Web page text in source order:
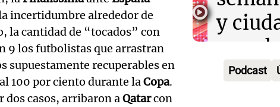
incertidumbre alrededor de
la cantidad de “tocados” con
9 los futbolistas que arrastran
supuestamente recuperables en
100 por ciento durante la Copa.
dos casos, arribaron a Qatarcon
Panorama
Episodios
y
Audio.
Audio.
Podcast